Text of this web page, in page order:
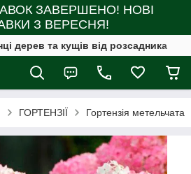
ЗАВЕРШЕНО! НОВІ
З ВЕРЕСНЯ!
дерев та кущів від розсадника
ГОРТЕНЗІЇ Гортензія метельчата